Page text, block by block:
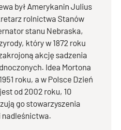
był Amerykanin Julius
rolnictwa Stanów
stanu Nebraska,
który w 1872 roku
akcję sadzenia
Idea Mortona
roku, a w Polsce Dzień
od 2002 roku, 10
go stowarzyszenia
nadleśnictwa.